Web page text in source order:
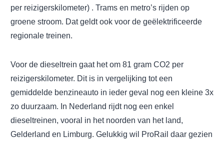
per reizigerskilometer) . Trams en metro’s rijden op
groene stroom. Dat geldt ook voor de geëlektrificeerde
regionale treinen.
Voor de dieseltrein gaat het om 81 gram CO2 per
reizigerskilometer. Dit is in vergelijking tot een
gemiddelde benzineauto in ieder geval nog een kleine 3x
zo duurzaam. In Nederland rijdt nog een enkel
dieseltreinen, vooral in het noorden van het land,
Gelderland en Limburg. Gelukkig wil ProRail daar gezien